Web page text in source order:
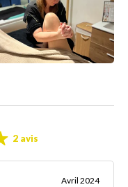
2 avis
Avril 2024